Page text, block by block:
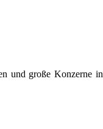
und große